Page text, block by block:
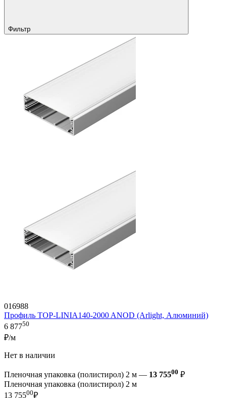
Фильтр
016988
Профиль TOP-LINIA140-2000 ANOD (Arlight, Алюминий)
6 87750
₽/м
Нет в наличии
Пленочная упаковка (полистирол) 2 м — 13 75500 ₽
Пленочная упаковка (полистирол) 2 м
13 75500₽